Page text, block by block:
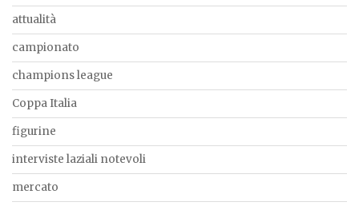
attualità
campionato
champions league
Coppa Italia
figurine
interviste laziali notevoli
mercato